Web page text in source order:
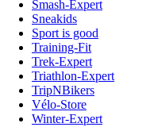
Smash-Expert
Sneakids
Sport is good
Training-Fit
Trek-Expert
Triathlon-Expert
TripNBikers
Vélo-Store
Winter-Expert